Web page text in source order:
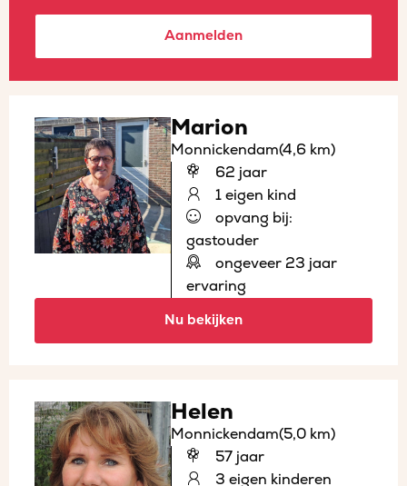
Aanmelden
Marion
Monnickendam(4,6 km)
62 jaar
1 eigen kind
opvang bij:
gastouder
ongeveer 23 jaar
ervaring
Nu bekijken
Helen
Monnickendam(5,0 km)
57 jaar
3 eigen kinderen